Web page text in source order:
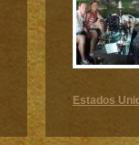
Estados